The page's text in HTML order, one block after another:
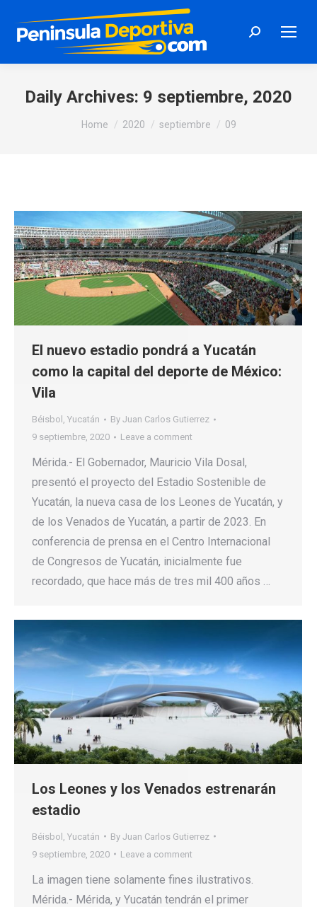
Search:
Daily Archives: 9 septiembre, 2020
You are here:
Home 2020 septiembre 09
El nuevo estadio pondrá a Yucatán
como la capital del deporte de México:
Vila
Béisbol , Yucatán By Juan Carlos Gutierrez
9 septiembre, 2020
Leave a comment
Mérida.- El Gobernador, Mauricio Vila Dosal,
presentó el proyecto del Estadio Sostenible de
Yucatán, la nueva casa de los Leones de Yucatán, y
de los Venados de Yucatán, a partir de 2023. En
conferencia de prensa en el Centro Internacional
de Congresos de Yucatán, inicialmente fue
recordado, que hace más de tres mil 400 años …
Los Leones y los Venados estrenarán
estadio
Béisbol Yucatán By Juan Carlos Gutierrez
9 septiembre, 2020
Leave a comment
La imagen tiene solamente fines ilustrativos.
Mérida.- Mérida, y Yucatán tendrán el primer